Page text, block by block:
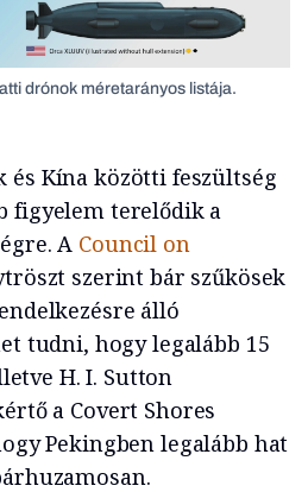
drónok méretarányos listája.
és Kína közötti feszültség
figyelem terelődik a
A Council on
szerint bár szűkösek
álló
tudni, hogy legalább 15
H. I. Sutton
a Covert Shores
Pekingben legalább hat